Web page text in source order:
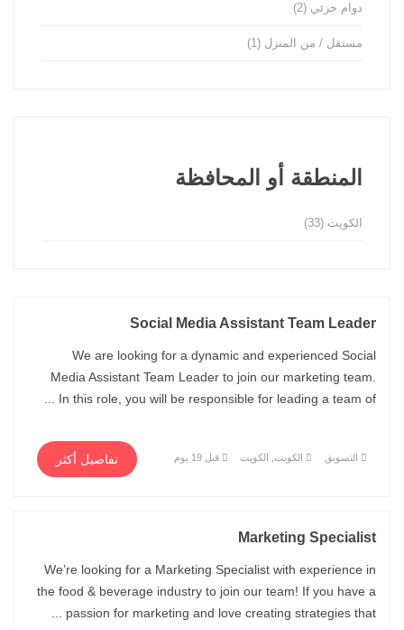
دوام جزئي (2)
مستقل / من المنزل (1)
المنطقة أو المحافظة
الكويت (33)
Social Media Assistant Team Leader
We are looking for a dynamic and experienced Social
Media Assistant Team Leader to join our marketing team.
In this role, you will be responsible for leading a team of ...
التسويق الكويت, الكويت قبل 19 يوم تفاصيل أكثر
Marketing Specialist
We’re looking for a Marketing Specialist with experience in
the food & beverage industry to join our team! If you have a
passion for marketing and love creating strategies that ...